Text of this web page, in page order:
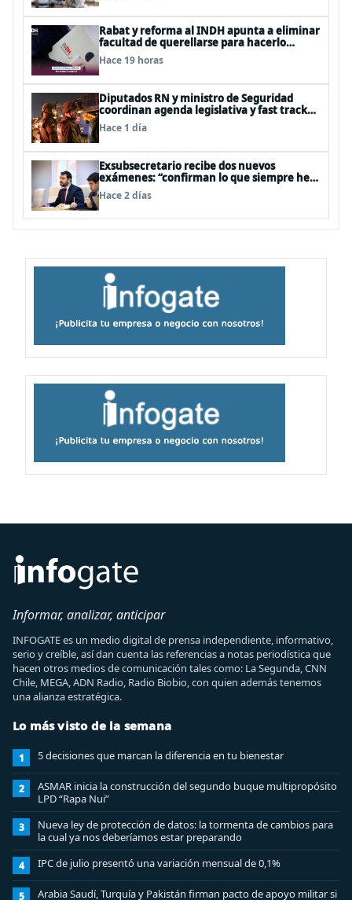
Rabat y reforma al INDH apunta a eliminar
facultad de querellarse para hacerlo
“consultivo”
Hace 19 horas
Diputados RN y ministro de Seguridad
coordinan agenda legislativa y fast track
de proyectos
Hace 1 día
Exsubsecretario recibe dos nuevos
exámenes: “confirman lo que siempre he
dicho que no consumo droga”
Hace 2 días
Informar, analizar, anticipar
INFOGATE es un medio digital de prensa independiente, informativo,
serio y creíble, así dan cuenta las referencias a notas periodística que
hacen otros medios de comunicación tales como: La Segunda, CNN
Chile, MEGA, ADN Radio, Radio Biobio, con quien además tenemos
una alianza estratégica.
Lo más visto de la semana
1 5 decisiones que marcan la diferencia en tu bienestar
2
ASMAR inicia la construcción del segundo buque multipropósito
LPD “Rapa Nui”
3
Nueva ley de protección de datos: la tormenta de cambios para
la cual ya nos deberíamos estar preparando
4 IPC de julio presentó una variación mensual de 0,1%
5
Arabia Saudí, Turquía y Pakistán firman pacto de apoyo militar si